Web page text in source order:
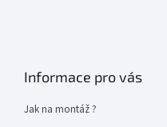
Informace pro vás
Jak na montáž ?